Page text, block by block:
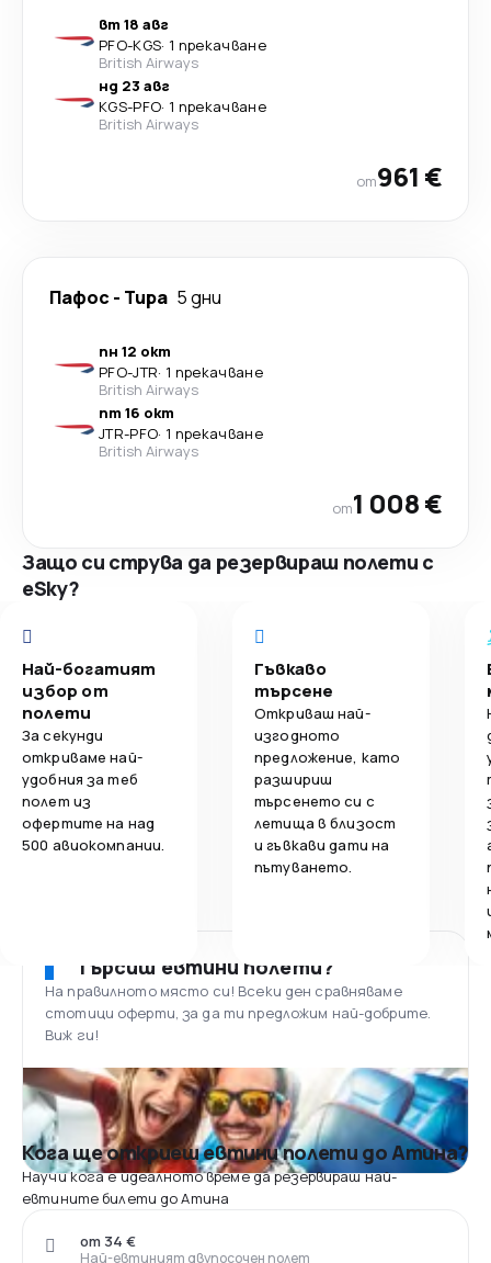
вт 18 авг
PFO-KGS· 1 прекачване
British Airways
нд 23 авг
KGS-PFO· 1 прекачване
British Airways
от961 €
Пафос - Тира 5 дни
пн 12 окт
PFO-JTR· 1 прекачване
British Airways
пт 16 окт
JTR-PFO· 1 прекачване
British Airways
от1 008 €
Защо си струва да резервираш полети с
eSky?
Най-богатият
избор от
полети
За секунди
откриваме най-
удобния за теб
полет из
офертите на над
500 авиокомпании.
Гъвкаво
търсене
Откриваш най-
изгодното
предложение, като
разшириш
търсенето си с
летища в близост
и гъвкави дати на
пътуването.
Търсиш евтини полети?
На правилното място си! Всеки ден сравняваме
стотици оферти, за да ти предложим най-добрите.
Виж ги!
Кога ще откриеш евтини полети до Атина?
Научи кога е идеалното време да резервираш най-
евтините билети до Атина
Най-евтиният двупосочен полет
от 34 €